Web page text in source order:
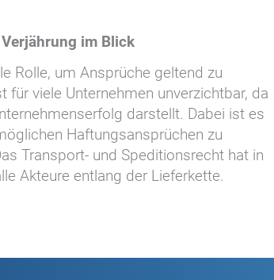
im Blick
Rolle, um Ansprüche geltend zu
viele Unternehmen unverzichtbar, da
darstellt. Dabei ist es
Haftungsansprüchen zu
Transport- und Speditionsrecht hat in
Akteure entlang der Lieferkette.